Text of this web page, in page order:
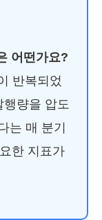
어떤가요?
반복되었
행량을 압도
는 매 분기
한 지표가